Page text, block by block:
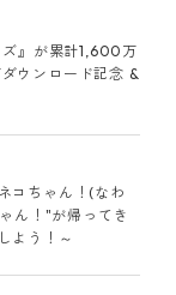
ズ』が累計1,600万
ウンロード記念 &
コちゃん！(なわ
ん！"が帰ってき
よう！～